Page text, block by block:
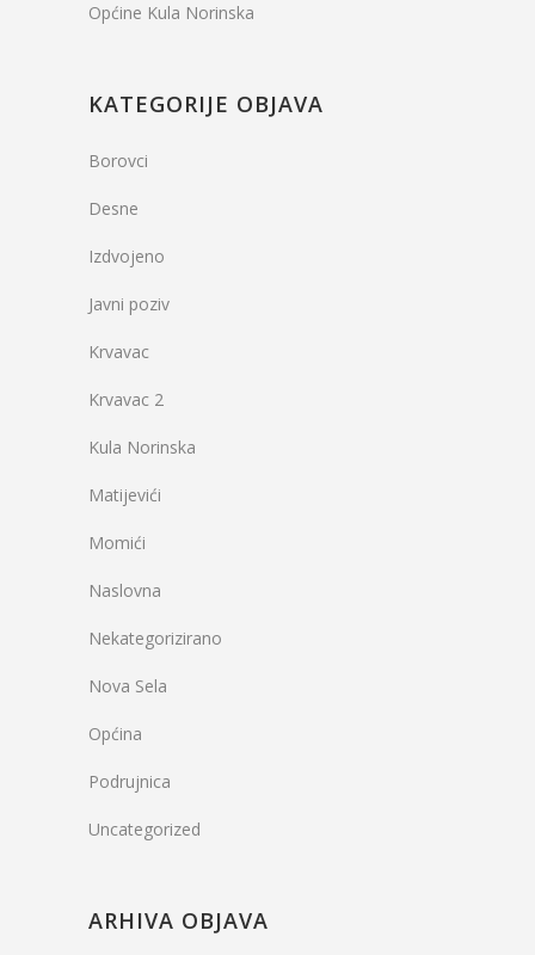
Općine Kula Norinska
KATEGORIJE OBJAVA
Borovci
Desne
Izdvojeno
Javni poziv
Krvavac
Krvavac 2
Kula Norinska
Matijevići
Momići
Naslovna
Nekategorizirano
Nova Sela
Općina
Podrujnica
Uncategorized
ARHIVA OBJAVA